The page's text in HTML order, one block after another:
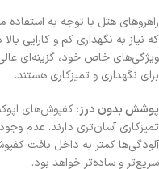
راهروهای هتل با توجه به استفاده
که نیاز به نگهداری کم و کارایی
ویژگی‌های خاص خود، گزینه‌ای
برای نگهداری و تمیزکاری هستند.
پوشش بدون درز: کفپوش‌های
تمیزکاری آسان‌تری دارند. عدم
آلودگی‌ها کمتر به داخل بافت
سریع‌تر و ساده‌تر خواهد بود.